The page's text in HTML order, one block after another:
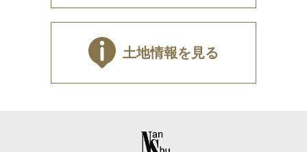
土地情報を見る